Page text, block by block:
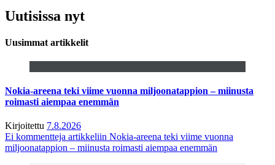
Uutisissa nyt
Uusimmat artikkelit
Nokia-areena teki viime vuonna miljoonatappion – miinusta
roimasti aiempaa enemmän
Kirjoitettu 7.8.2026
Ei kommentteja artikkeliin Nokia-areena teki viime vuonna
miljoonatappion – miinusta roimasti aiempaa enemmän